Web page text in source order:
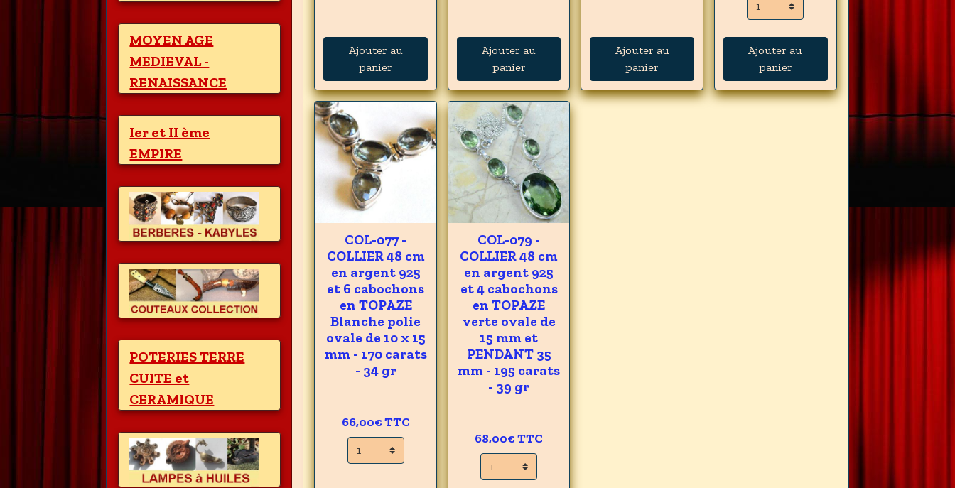
Ajouter au
panier
Ajouter au
panier
Ajouter au
panier
Ajouter au
panier
COL-077 -
COLLIER 48 cm
en argent 925
et 6 cabochons
en TOPAZE
Blanche polie
ovale de 10 x 15
mm - 170 carats
- 34 gr
66,00€TTC
COL-079 -
COLLIER 48 cm
en argent 925
et 4 cabochons
en TOPAZE
verte ovale de
15 mm et
PENDANT 35
mm - 195 carats
- 39 gr
68,00€TTC
MOYEN AGE
MEDIEVAL -
RENAISSANCE
Ier et II ème
EMPIRE
POTERIES TERRE
CUITE et
CERAMIQUE